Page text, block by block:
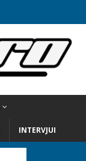
INTERVJUI